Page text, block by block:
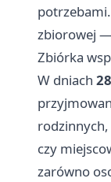
zbiorowej
Zbiórka
W dniach
czy
zarówno